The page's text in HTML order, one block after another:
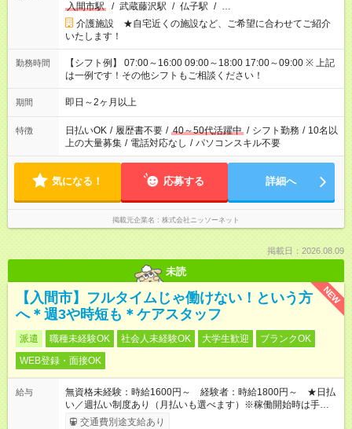
入間市駅
/ 武蔵藤沢駅 / 仏子駅 / …
介護施設 ★自宅近くの施設など、ご希望に合わせてご紹介
いたします！
勤務時間
【シフト例】 07:00～16:00 09:00～18:00 17:00～09:00 ※ 上記
は一例です！その他シフトもご相談ください！
期間 即日～2ヶ月以上
特徴 日払いOK / 履歴書不要 / 40～50代活躍中 / シフト勤務 / 10名以
上の大量募集 / 電話対応なし / パソコンスキル不要
気になる！ 応募する 詳細へ
掲載元企業名 株式会社ニッソーネット
掲載日：2026.08.09
未読
NEW
【入間市】フルタイムじゃ働けない！という方
へ＊週3や時短も＊ケアスタッフ
派遣 職種未経験OK 社会人未経験OK 大学生歓迎
ブランクOK
WEB登録・面接OK
給与
無資格未経験：時給1600円～ 経験者：時給1800円～ ★日払
い／週払い制度あり（月払いも選べます）※稼働開始時は手続き
完了次第のお支払いとなります。
交通費別途支給あり